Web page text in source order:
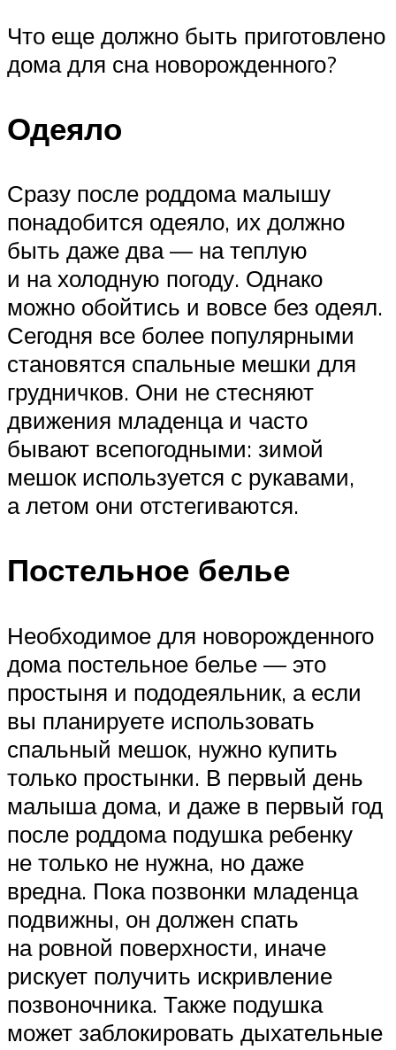
Что еще должно быть приготовлено
дома для сна новорожденного?
Одеяло
Сразу после роддома малышу
понадобится одеяло, их должно
быть даже два — на теплую
и на холодную погоду. Однако
можно обойтись и вовсе без одеял.
Сегодня все более популярными
становятся спальные мешки для
грудничков. Они не стесняют
движения младенца и часто
бывают всепогодными: зимой
мешок используется с рукавами,
а летом они отстегиваются.
Постельное белье
Необходимое для новорожденного
дома постельное белье — это
простыня и пододеяльник, а если
вы планируете использовать
спальный мешок, нужно купить
только простынки. В первый день
малыша дома, и даже в первый год
после роддома подушка ребенку
не только не нужна, но даже
вредна. Пока позвонки младенца
подвижны, он должен спать
на ровной поверхности, иначе
рискует получить искривление
позвоночника. Также подушка
может заблокировать дыхательные